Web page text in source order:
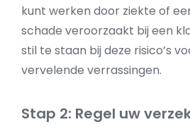
kunt werken door ziekte of
schade veroorzaakt bij een
stil te staan bij deze risico’s
vervelende verrassingen.
Stap 2: Regel uw